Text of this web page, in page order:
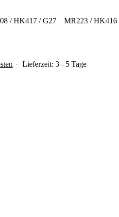
/ HK417 / G27 MR223 / HK416
Lieferzeit:3 - 5 Tage